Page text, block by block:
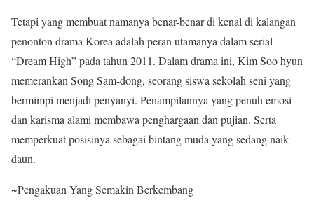
Tetapi yang membuat namanya benar-benar di kenal di kalangan
penonton drama Korea adalah peran utamanya dalam serial
“Dream High” pada tahun 2011. Dalam drama ini, Kim Soo hyun
memerankan Song Sam-dong, seorang siswa sekolah seni yang
bermimpi menjadi penyanyi. Penampilannya yang penuh emosi
dan karisma alami membawa penghargaan dan pujian. Serta
memperkuat posisinya sebagai bintang muda yang sedang naik
daun.
~Pengakuan Yang Semakin Berkembang